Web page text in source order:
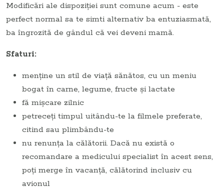
Modificări ale dispoziției sunt comune acum - este
perfect normal sa te simti alternativ ba entuziasmată,
ba îngrozită de gândul că vei deveni mamă.
Sfaturi:
menţine un stil de viaţă sănătos, cu un meniu
bogat în carne, legume, fructe şi lactate
fă mişcare zilnic
petreceţi timpul uitându-te la filmele preferate,
citind sau plimbându-te
nu renunţa la călătorii. Dacă nu există o
recomandare a medicului specialist în acest sens,
poţi merge în vacanţă, călătorind inclusiv cu
avionul